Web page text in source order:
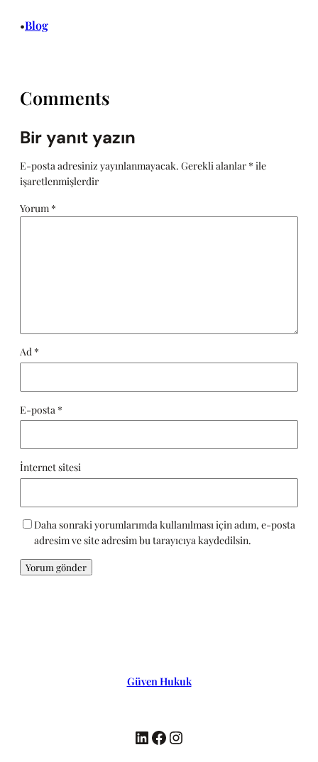
•Blog
Comments
Bir yanıt yazın
E-posta adresiniz yayınlanmayacak. Gerekli alanlar * ile
işaretlenmişlerdir
Yorum *
Ad *
E-posta *
İnternet sitesi
Daha sonraki yorumlarımda kullanılması için adım, e-posta
adresim ve site adresim bu tarayıcıya kaydedilsin.
Güven Hukuk
LinkedIn Facebook Instagram